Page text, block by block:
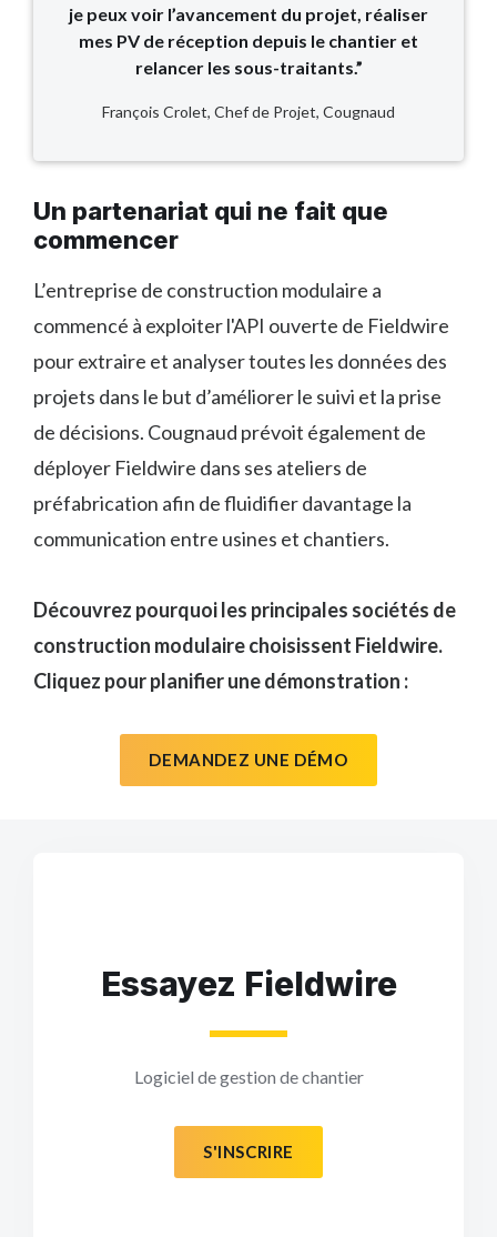
je peux voir l’avancement du projet, réaliser
mes PV de réception depuis le chantier et
relancer les sous-traitants.”
François Crolet, Chef de Projet, Cougnaud
Un partenariat qui ne fait que
commencer
L’entreprise de construction modulaire a
commencé à exploiter l'API ouverte de Fieldwire
pour extraire et analyser toutes les données des
projets dans le but d’améliorer le suivi et la prise
de décisions. Cougnaud prévoit également de
déployer Fieldwire dans ses ateliers de
préfabrication afin de fluidifier davantage la
communication entre usines et chantiers.
Découvrez pourquoi les principales sociétés de
construction modulaire choisissent Fieldwire.
Cliquez pour planifier une démonstration :
DEMANDEZ UNE DÉMO
Essayez Fieldwire
Logiciel de gestion de chantier
S'INSCRIRE